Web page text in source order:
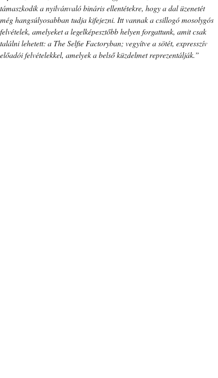
támaszkodik a nyilvánvaló bináris ellentétekre, hogy a dal üzenetét
még hangsúlyosabban tudja kifejezni. Itt vannak a csillogó mosolygós
felvételek, amelyeket a legelképesztőbb helyen forgattunk, amit csak
találni lehetett: a The Selfie Factoryban; vegyítve a sötét, expresszív
előadói felvételekkel, amelyek a belső küzdelmet reprezentálják.”